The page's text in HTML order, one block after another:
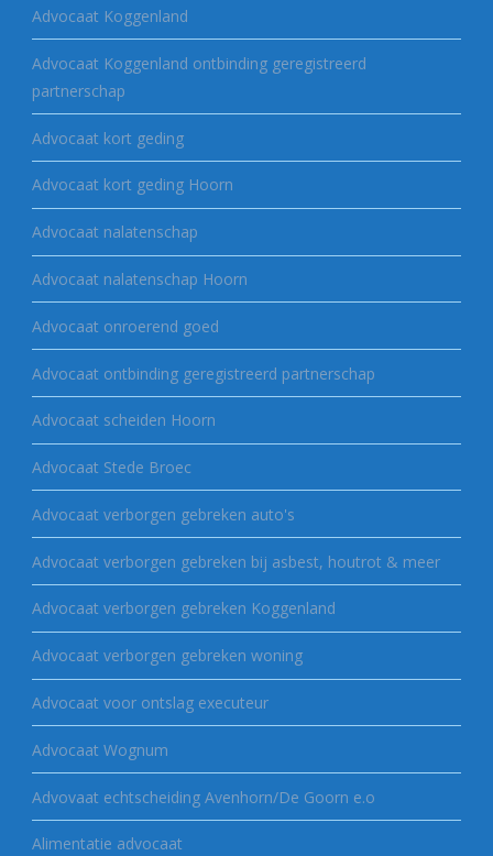
Advocaat Koggenland
Advocaat Koggenland ontbinding geregistreerd
partnerschap
Advocaat kort geding
Advocaat kort geding Hoorn
Advocaat nalatenschap
Advocaat nalatenschap Hoorn
Advocaat onroerend goed
Advocaat ontbinding geregistreerd partnerschap
Advocaat scheiden Hoorn
Advocaat Stede Broec
Advocaat verborgen gebreken auto's
Advocaat verborgen gebreken bij asbest, houtrot & meer
Advocaat verborgen gebreken Koggenland
Advocaat verborgen gebreken woning
Advocaat voor ontslag executeur
Advocaat Wognum
Advovaat echtscheiding Avenhorn/De Goorn e.o
Alimentatie advocaat